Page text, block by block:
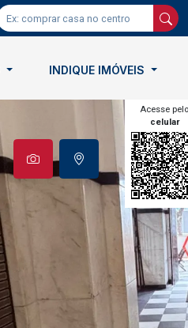
INDIQUE IMÓVEIS
Acesse pelo
celular